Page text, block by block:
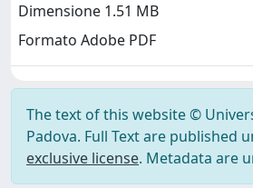
Dimensione 1.51 MB
Formato Adobe PDF
The text of this website ©
Padova. Full Text are published
exclusive license. Metadata are